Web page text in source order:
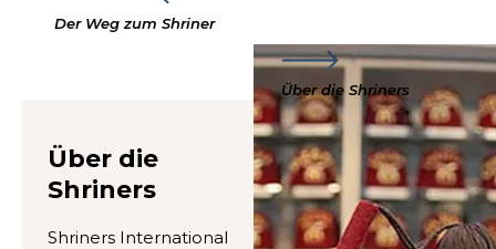
Der Weg zum Shriner
Über die Shriners
Über die
Shriners
Shriners International